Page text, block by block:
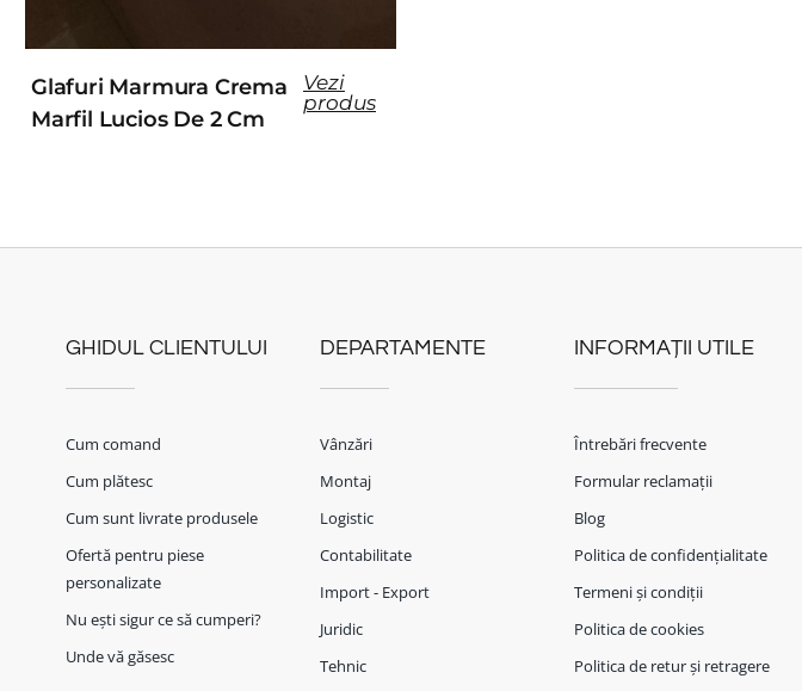
Glafuri Marmura Crema
Marfil Lucios De 2 Cm
Vezi
produs
GHIDUL CLIENTULUI
Cum comand
Cum plătesc
Cum sunt livrate produsele
Ofertă pentru piese
personalizate
Nu ești sigur ce să cumperi?
Unde vă găsesc
DEPARTAMENTE
Vânzări
Montaj
Logistic
Contabilitate
Import - Export
Juridic
Tehnic
INFORMAȚII UTILE
Întrebări frecvente
Formular reclamații
Blog
Politica de confidențialitate
Termeni și condiții
Politica de cookies
Politica de retur și retragere